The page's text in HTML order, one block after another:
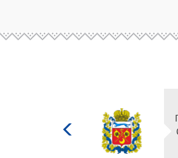
Министерство
культуры
Российской
федерации